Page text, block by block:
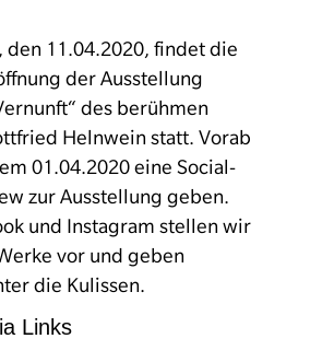
den 11.04.2020, findet die
der Ausstellung
des berühmen
Helnwein statt. Vorab
01.04.2020 eine Social-
zur Ausstellung geben.
und Instagram stellen wir
vor und geben
die Kulissen.
Links